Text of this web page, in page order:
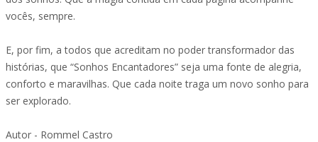
vocês, sempre.
E, por fim, a todos que acreditam no poder transformador das
histórias, que “Sonhos Encantadores” seja uma fonte de alegria,
conforto e maravilhas. Que cada noite traga um novo sonho para
ser explorado.
Autor - Rommel Castro